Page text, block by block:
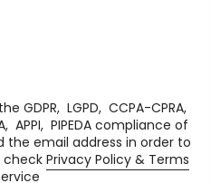
GDPR, LGPD, CCPA-CPRA,
APPI, PIPEDA compliance of
the email address in order to
check Privacy Policy & Terms